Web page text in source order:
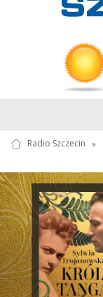
Radio Szczecin »